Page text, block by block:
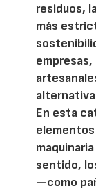
residuos,
más
En esta
sentido,
—como